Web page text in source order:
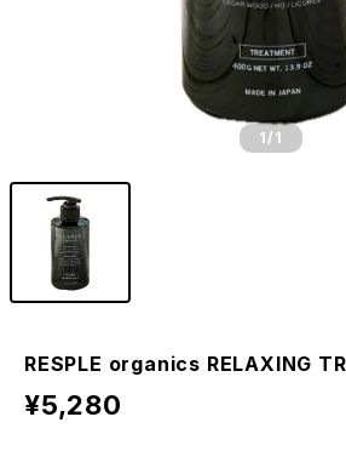
1 /1
RESPLE organics RELAXING
¥5,280